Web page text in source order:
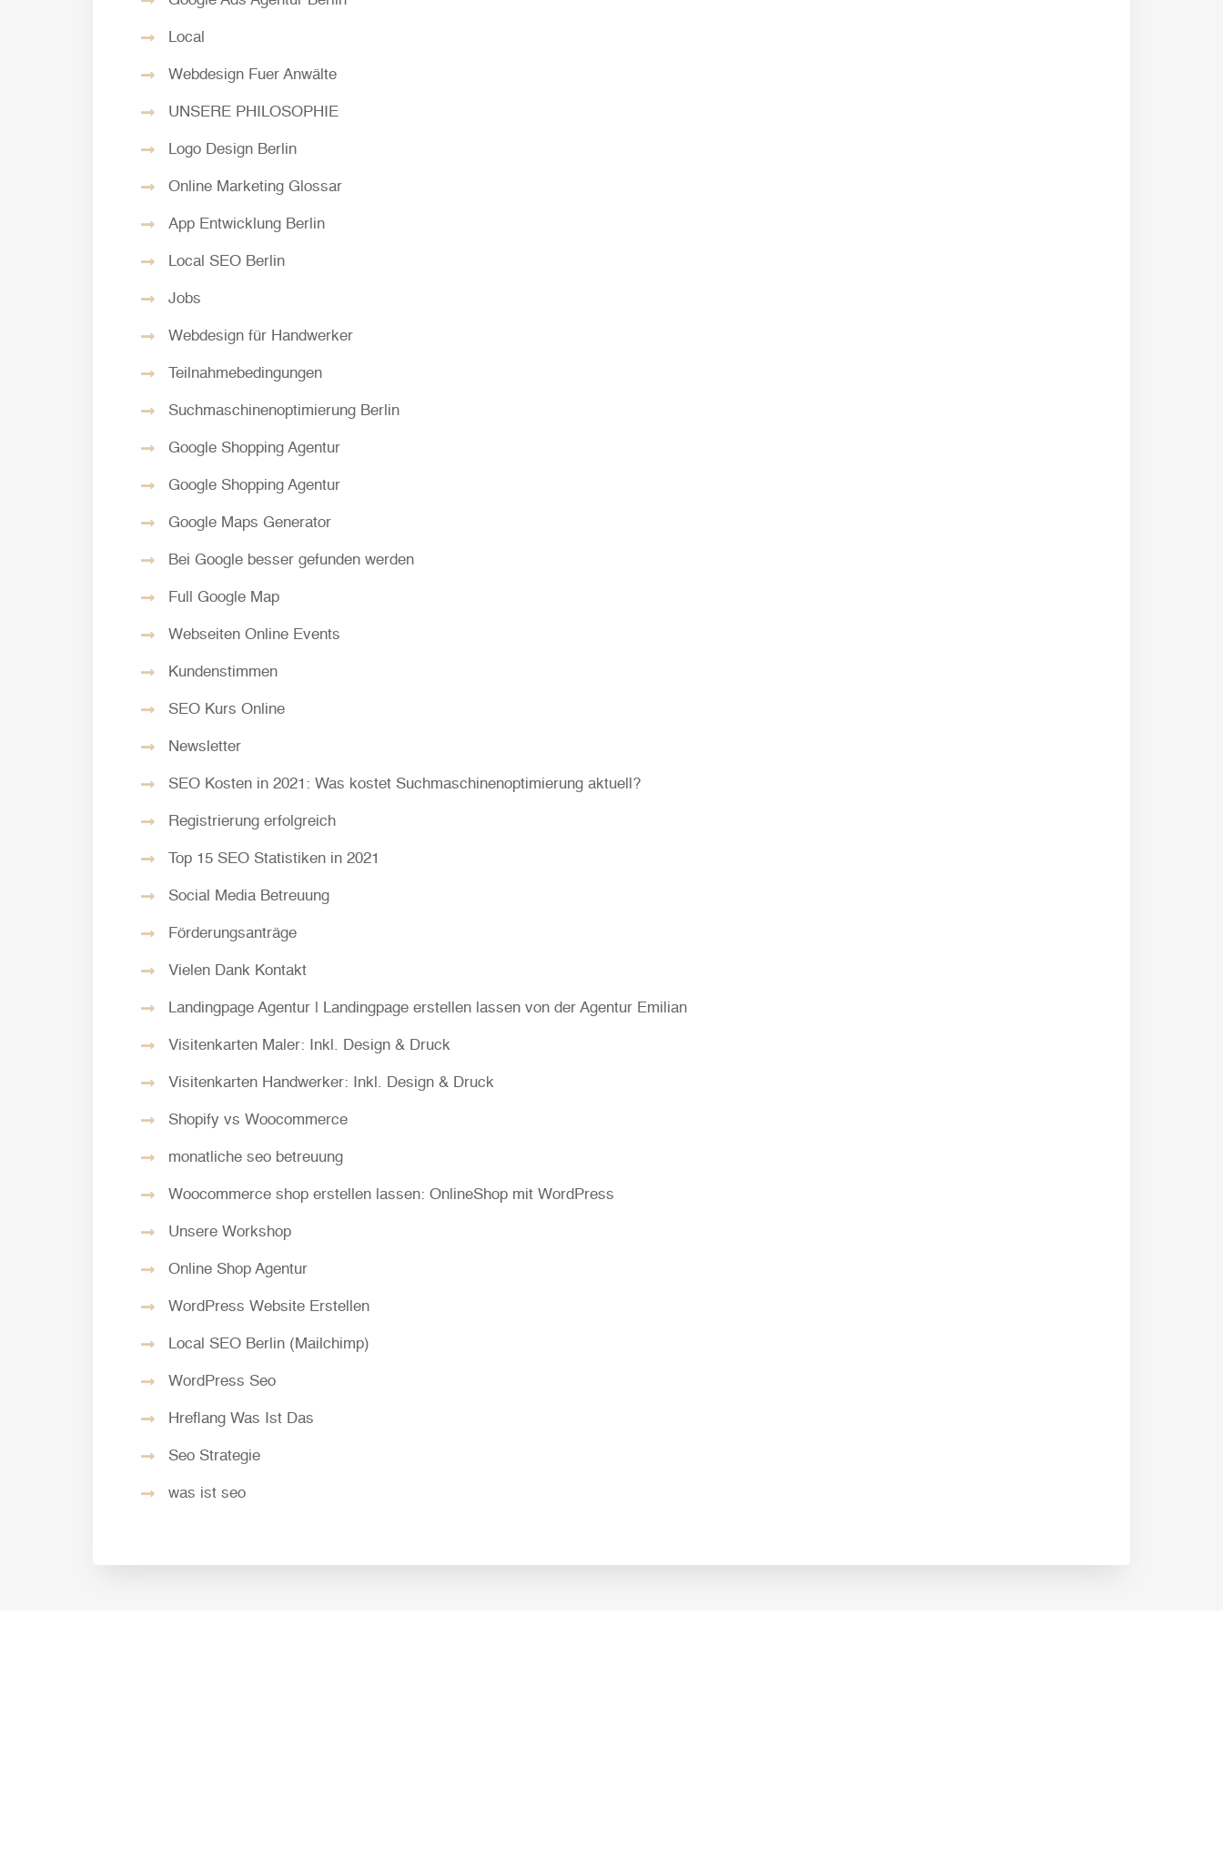
Local
Webdesign Fuer Anwälte
UNSERE PHILOSOPHIE
Logo Design Berlin
Online Marketing Glossar
App Entwicklung Berlin
Local SEO Berlin
Jobs
Webdesign für Handwerker
Teilnahmebedingungen
Suchmaschinenoptimierung Berlin
Google Shopping Agentur
Google Shopping Agentur
Google Maps Generator
Bei Google besser gefunden werden
Full Google Map
Webseiten Online Events
Kundenstimmen
SEO Kurs Online
Newsletter
SEO Kosten in 2021: Was kostet Suchmaschinenoptimierung aktuell?
Registrierung erfolgreich
Top 15 SEO Statistiken in 2021
Social Media Betreuung
Förderungsanträge
Vielen Dank Kontakt
Landingpage Agentur | Landingpage erstellen lassen von der Agentur Emilian
Visitenkarten Maler: Inkl. Design & Druck
Visitenkarten Handwerker: Inkl. Design & Druck
Shopify vs Woocommerce
monatliche seo betreuung
Woocommerce shop erstellen lassen: OnlineShop mit WordPress
Unsere Workshop
Online Shop Agentur
WordPress Website Erstellen
Local SEO Berlin (Mailchimp)
WordPress Seo
Hreflang Was Ist Das
Seo Strategie
was ist seo